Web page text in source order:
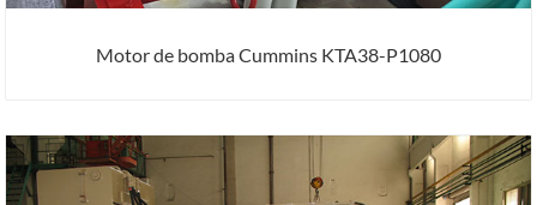
Motor de bomba Cummins KTA38-P1080